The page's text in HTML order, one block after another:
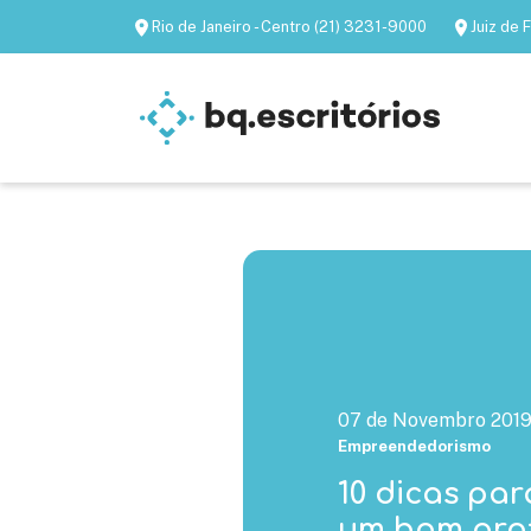
Rio de Janeiro - Centro (21) 3231-9000 Juiz de
Escritórios
07 de Novembro 2019
Empreendedorismo
10 dicas